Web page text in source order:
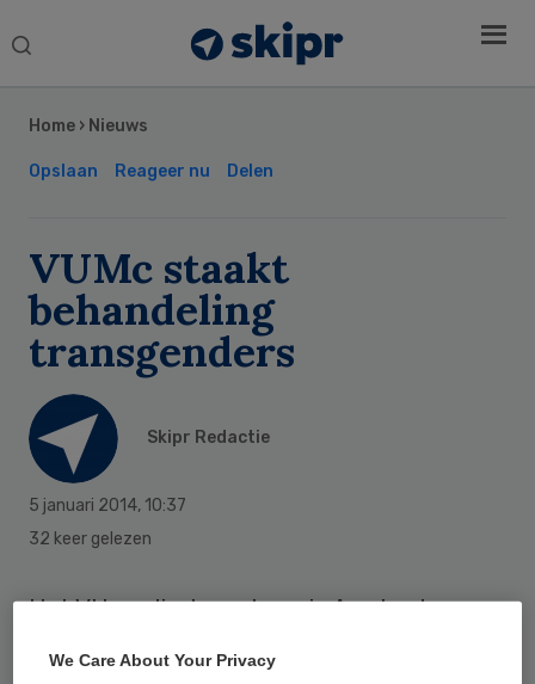
Search
Home › Nieuws
Opslaan Reageer nu Delen
VUMc staakt
behandeling
transgenders
Skipr Redactie
5 januari 2014, 10:37
32 keer gelezen
Het VU medisch centrum in Amsterdam
Sidebar
We Care About Your Privacy